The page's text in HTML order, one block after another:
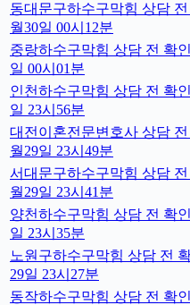
동대문구하수구막힘 상담
월30일 00시12분
중랑하수구막힘 상담 전 확
일 00시01분
인천하수구막힘 상담 전 확
일 23시56분
대전이혼전문변호사 상담
월29일 23시49분
서대문구하수구막힘 상담
월29일 23시41분
양천하수구막힘 상담 전 확
일 23시35분
노원구하수구막힘 상담 전
29일 23시27분
동작하수구막힘 상담 전 확